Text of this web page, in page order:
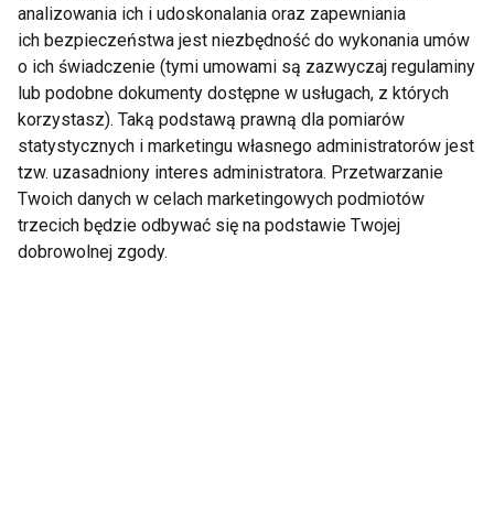
Rola białka w diecie
sportowca
Rola białka w
zrównoważonej diecie
analizowania ich i udoskonalania oraz zapewniania
ich bezpieczeństwa jest niezbędność do wykonania umów
o ich świadczenie (tymi umowami są zazwyczaj regulaminy
lub podobne dokumenty dostępne w usługach, z których
korzystasz). Taką podstawą prawną dla pomiarów
statystycznych i marketingu własnego administratorów jest
tzw. uzasadniony interes administratora. Przetwarzanie
Twoich danych w celach marketingowych podmiotów
trzecich będzie odbywać się na podstawie Twojej
dobrowolnej zgody.